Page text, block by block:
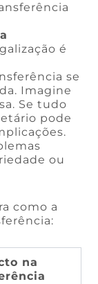
é
se
Imagine
Se tudo
pode
ou
como a
na